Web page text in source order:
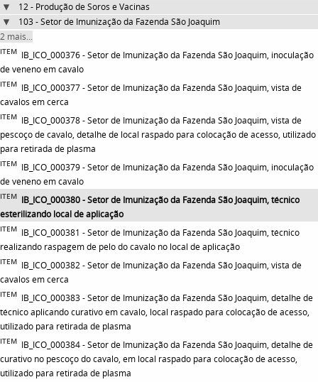
12 - Produção de Soros e Vacinas
103 - Setor de Imunização da Fazenda São Joaquim
2 mais...
ITEM IB_ICO_000376 - Setor de Imunização da Fazenda São Joaquim, inoculação
de veneno em cavalo
ITEM IB_ICO_000377 - Setor de Imunização da Fazenda São Joaquim, vista de
cavalos em cerca
ITEM IB_ICO_000378 - Setor de Imunização da Fazenda São Joaquim, vista de
pescoço de cavalo, detalhe de local raspado para colocação de acesso, utilizado
para retirada de plasma
ITEM IB_ICO_000379 - Setor de Imunização da Fazenda São Joaquim, inoculação
de veneno em cavalo
ITEM IB_ICO_000380 - Setor de Imunização da Fazenda São Joaquim, técnico
esterilizando local de aplicação
ITEM IB_ICO_000381 - Setor de Imunização da Fazenda São Joaquim, técnico
realizando raspagem de pelo do cavalo no local de aplicação
ITEM IB_ICO_000382 - Setor de Imunização da Fazenda São Joaquim, vista de
cavalos em cerca
ITEM IB_ICO_000383 - Setor de Imunização da Fazenda São Joaquim, detalhe de
técnico aplicando curativo em cavalo, local raspado para colocação de acesso,
utilizado para retirada de plasma
ITEM IB_ICO_000384 - Setor de Imunização da Fazenda São Joaquim, detalhe de
curativo no pescoço do cavalo, em local raspado para colocação de acesso,
utilizado para retirada de plasma